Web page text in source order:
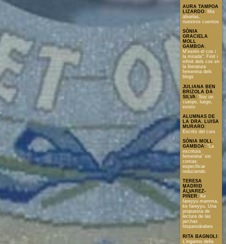
AURA TAMPOA
LIZARDO: Mis
abuelas,
nuestros cuentos
SÒNIA
GRACIELA
MOLL
GAMBOA:
M’estén el cos i
la mirada": Finit i
infinit dels cos en
la literatura
femenina dels
blogs
JULIANA BEN
BRIZOLA DA
SILVA: Soy un
cuerpo, luego,
existo
ALUMNAS DE
LA DRA. LUISA
MURARO:
Escrits del curs
SÒNIA MOLL
GAMBOA: “La
escritura
femenina” sin
comas:
especificar
reduciendo
TERESA
MADRID
ÁLVAREZ-
PIÑER: Ke
fareyyu mamma,
ke fareyyu. Una
propuesta de
lectura de las
jarchas
hispanoárabes
RITA BAGNOLI :
L'inganno della